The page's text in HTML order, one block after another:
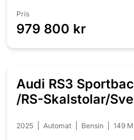
Pris
979 800 kr
Audi RS3
/RS-Skalstolar/
2025 Automat Bensin 149